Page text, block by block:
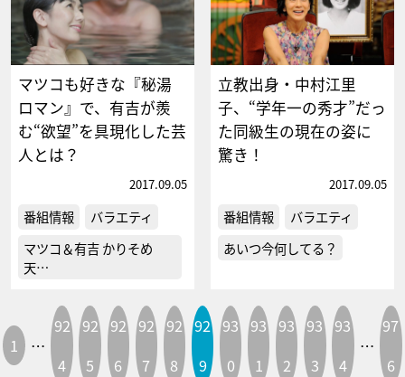
マツコも好きな『秘湯
ロマン』で、有吉が羨
む“欲望”を具現化した芸
人とは？
2017.09.05
番組情報
バラエティ
マツコ＆有吉 かりそめ
天…
立教出身・中村江里
子、“学年一の秀才”だっ
た同級生の現在の姿に
驚き！
2017.09.05
番組情報
バラエティ
あいつ今何してる？
1 …
92
4
92
5
92
6
92
7
92
8
92
9
93
0
93
1
93
2
93
3
93
4
…
97
6